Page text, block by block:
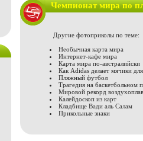
Чемпионат мира по
Другие фотоприколы по теме:
Необычная карта мира
Интернет-кафе мира
Карта мира по-австралийски
Как Adidas делает мячики
Пляжный футбол
Трагедия на баскетбольном
Мировой рекорд
Калейдоскоп из карт
Кладбище Вади аль Салам
Прикольные знаки